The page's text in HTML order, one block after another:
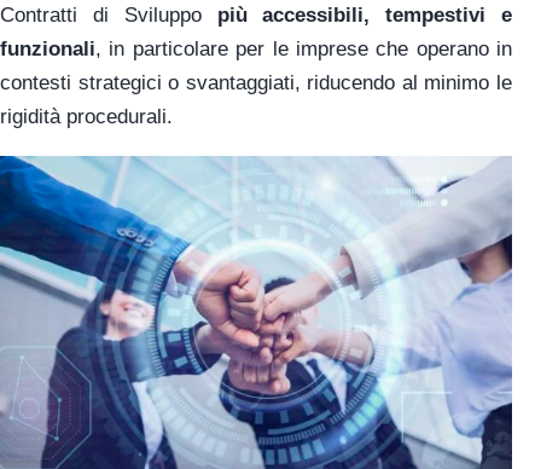
Contratti di Sviluppo più accessibili, tempestivi e
funzionali, in particolare per le imprese che operano in
contesti strategici o svantaggiati, riducendo al minimo le
rigidità procedurali.